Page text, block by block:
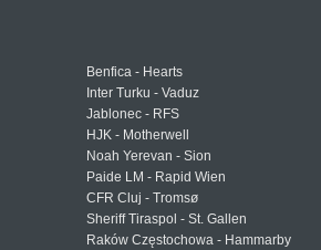
Benfica - Hearts
Inter Turku - Vaduz
Jablonec - RFS
HJK - Motherwell
Noah Yerevan - Sion
Paide LM - Rapid Wien
CFR Cluj - Tromsø
Sheriff Tiraspol - St. Gallen
Raków Częstochowa - Hammarby